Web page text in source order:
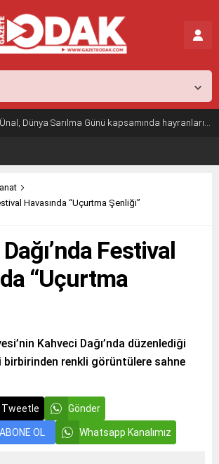
Tuğba Ünal, Dünya Sarılma Günü kapsamında hayranlarıyla buluştu
Havasında “Uçurtma Şenliği”
Festival
“Uçurtma
Kahveci Dağı’nda düzenlediği
birbirinden renkli görüntülere sahne
Tweetle Gönder
ABONE OL Whatsapp Kanalımız